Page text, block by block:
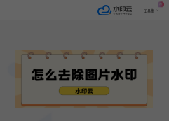
工具集